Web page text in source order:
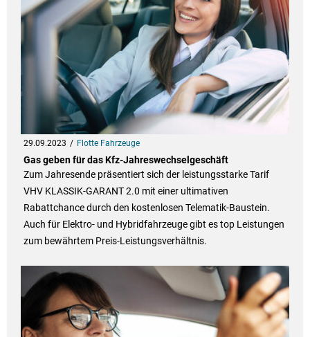
29.09.2023 Flotte Fahrzeuge
Gas geben für das Kfz-Jahreswechselgeschäft
Zum Jahresende präsentiert sich der leistungsstarke Tarif
VHV KLASSIK-GARANT 2.0 mit einer ultimativen
Rabattchance durch den kostenlosen Telematik-Baustein.
Auch für Elektro- und Hybridfahrzeuge gibt es top Leistungen
zum bewährtem Preis-Leistungsverhältnis.